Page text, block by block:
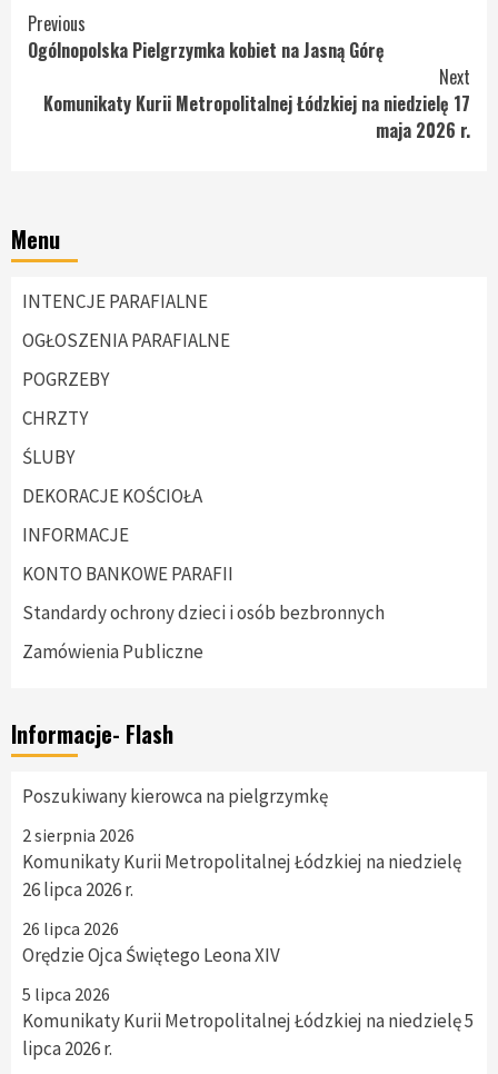
Continue
Reading
Previous
Ogólnopolska Pielgrzymka kobiet na Jasną Górę
Next
Komunikaty Kurii Metropolitalnej Łódzkiej na niedzielę 17
maja 2026 r.
Menu
INTENCJE PARAFIALNE
OGŁOSZENIA PARAFIALNE
POGRZEBY
CHRZTY
ŚLUBY
DEKORACJE KOŚCIOŁA
INFORMACJE
KONTO BANKOWE PARAFII
Standardy ochrony dzieci i osób bezbronnych
Zamówienia Publiczne
Informacje- Flash
Poszukiwany kierowca na pielgrzymkę
2 sierpnia 2026
Komunikaty Kurii Metropolitalnej Łódzkiej na niedzielę
26 lipca 2026 r.
26 lipca 2026
Orędzie Ojca Świętego Leona XIV
5 lipca 2026
Komunikaty Kurii Metropolitalnej Łódzkiej na niedzielę 5
lipca 2026 r.